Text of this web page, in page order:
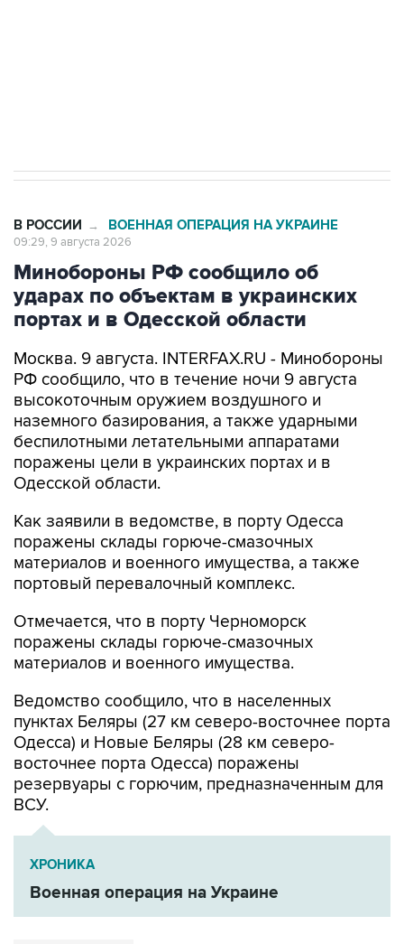
В РОССИИ → ВОЕННАЯ ОПЕРАЦИЯ НА УКРАИНЕ
09:29, 9 августа 2026
Минобороны РФ сообщило об
ударах по объектам в украинских
портах и в Одесской области
Москва. 9 августа. INTERFAX.RU - Минобороны
РФ сообщило, что в течение ночи 9 августа
высокоточным оружием воздушного и
наземного базирования, а также ударными
беспилотными летательными аппаратами
поражены цели в украинских портах и в
Одесской области.
Как заявили в ведомстве, в порту Одесса
поражены склады горюче-смазочных
материалов и военного имущества, а также
портовый перевалочный комплекс.
Отмечается, что в порту Черноморск
поражены склады горюче-смазочных
материалов и военного имущества.
Ведомство сообщило, что в населенных
пунктах Беляры (27 км северо-восточнее порта
Одесса) и Новые Беляры (28 км северо-
восточнее порта Одесса) поражены
резервуары с горючим, предназначенным для
ВСУ.
ХРОНИКА
Военная операция на Украине